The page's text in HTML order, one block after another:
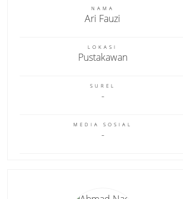
NAMA
Ari Fauzi
LOKASI
Pustakawan
SUREL
MEDIA SOSIAL